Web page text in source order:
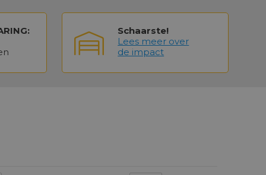
Schaarste!
Lees meer over
de impact